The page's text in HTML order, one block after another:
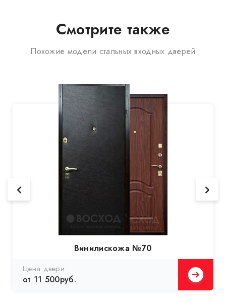
Смотрите также
Похожие модели стальных входных дверей
Винилискожа №70
Цена двери:
от 11 500руб.